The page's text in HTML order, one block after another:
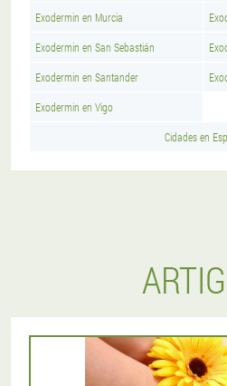
Exodermin en Murcia
Exodermin en San Sebastián
Exodermin en Santander
Exodermin en Vigo
Cidades en